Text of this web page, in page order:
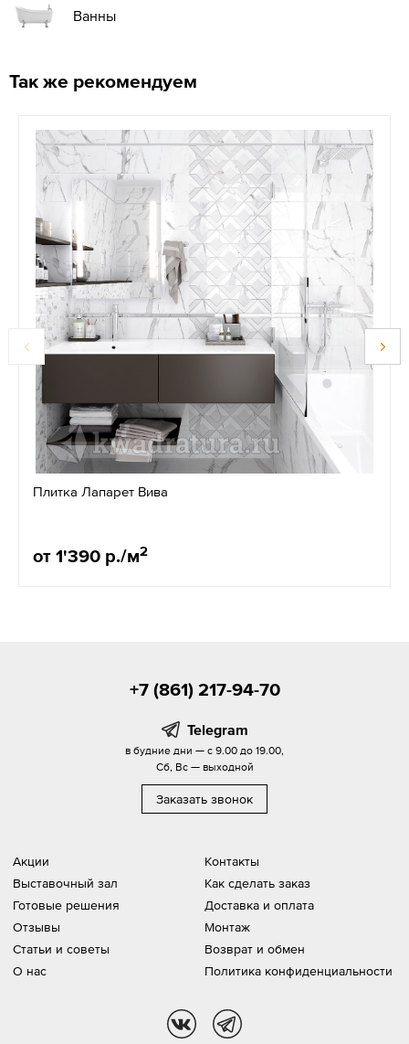
Ванны
Так же рекомендуем
Плитка Лапарет Вива
от 1'390 р./м2
Акции
Выставочный зал
Готовые решения
Отзывы
Статьи и советы
О нас
Контакты
Как сделать заказ
Доставка и оплата
Монтаж
Возврат и обмен
Политика конфиденциальности
+7 (861) 217-94-70
Telegram
в будние дни — с 9.00 до 19.00,
Сб, Вс — выходной
Заказать звонок